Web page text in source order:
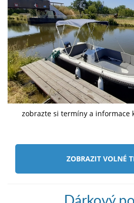
zobrazte si termíny a informace
ZOBRAZIT VOLNÉ